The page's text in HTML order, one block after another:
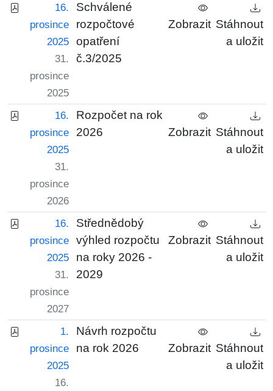
16.
prosince
2025
31.
prosince
2025
Schválené
rozpočtové
opatření
č.3/2025
Zobrazit Stáhnout
a uložit
16.
prosince
2025
31.
prosince
2026
Rozpočet na rok
2026
Zobrazit Stáhnout
a uložit
16.
prosince
2025
31.
prosince
2027
Střednědobý
výhled rozpočtu
na roky 2026 -
2029
Zobrazit Stáhnout
a uložit
1.
prosince
2025
16.
Návrh rozpočtu
na rok 2026
Zobrazit Stáhnout
a uložit